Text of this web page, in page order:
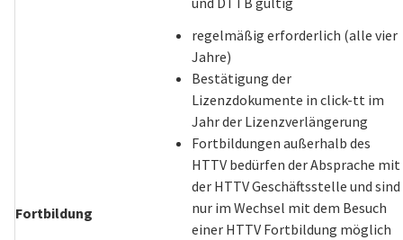
Fortbildung
regelmäßig erforderlich (alle vier
Jahre)
Bestätigung der
Lizenzdokumente in click-tt im
Jahr der Lizenzverlängerung
Fortbildungen außerhalb des
HTTV bedürfen der Absprache mit
der HTTV Geschäftsstelle und sind
nur im Wechsel mit dem Besuch
einer HTTV Fortbildung möglich